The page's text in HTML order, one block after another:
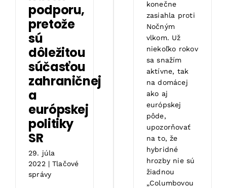
podporu,
pretože
sú
dôležitou
súčasťou
zahraničnej
a
európskej
politiky
SR
29. júla
2022 | Tlačové
správy
konečne
zasiahla proti
Nočným
vlkom. Už
niekoľko rokov
sa snažím
aktívne, tak
na domácej
ako aj
európskej
pôde,
upozorňovať
na to, že
hybridné
hrozby nie sú
žiadnou
„Columbovou